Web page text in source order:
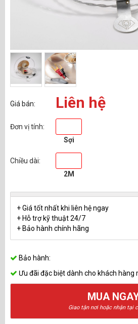
Giá bán: Liên hệ
Đơn vị tính:
Sợi
Chiều dài:
2M
+ Giá tốt nhất khi liên hệ ngay
+ Hỗ trợ kỹ thuật 24/7
+ Bảo hành chính hãng
Bảo hành:
Ưu đãi đặc biệt dành cho khách hàng
MUA
Giao tận nơi hoặc nhận tại